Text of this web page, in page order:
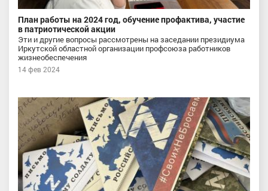
План работы на 2024 год, обучение профактива, участие
в патриотической акции
Эти и другие вопросы рассмотрены на заседании президиума
Иркутской областной организации профсоюза работников
жизнеобеспечения
14 фев 2024